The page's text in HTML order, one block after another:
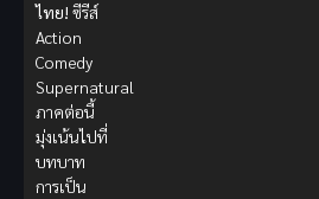
ไทย! ซีรีส์
Action
Comedy
Supernatural
ภาคต่อนี้
มุ่งเน้นไปที่
บทบาท
การเป็น